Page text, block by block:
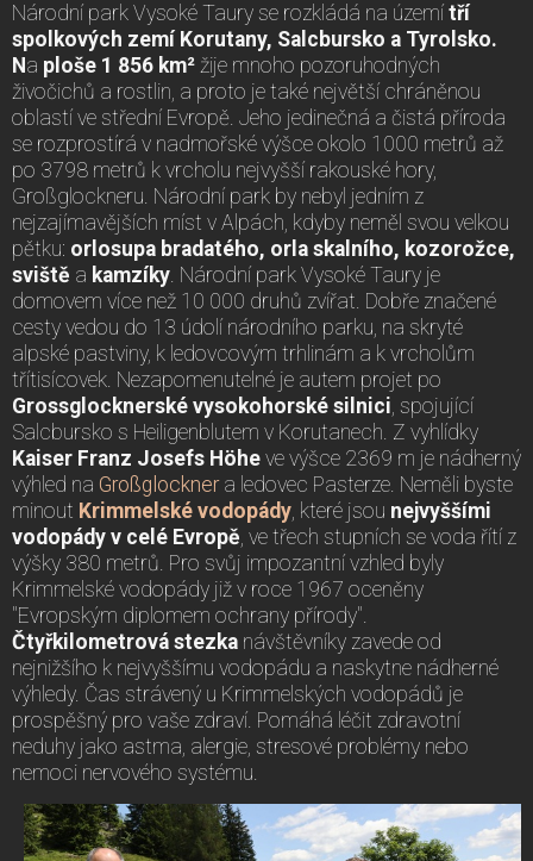
Národní park Vysoké Taury se rozkládá na území tří
spolkových zemí Korutany, Salcbursko a Tyrolsko.
N a ploše 1 856 km² žije mnoho pozoruhodných
živočichů a rostlin, a proto je také největší chráněnou
oblastí ve střední Evropě. Jeho jedinečná a čistá příroda
se rozprostírá v nadmořské výšce okolo 1000 metrů až
po 3798 metrů k vrcholu nejvyšší rakouské hory,
Großglockneru. Národní park by nebyl jedním z
nejzajímavějších míst v Alpách, kdyby neměl svou velkou
pětku: orlosupa bradatého, orla skalního, kozorožce,
sviště a kamzíky. Národní park Vysoké Taury je
domovem více než 10 000 druhů zvířat. Dobře značené
cesty vedou do 13 údolí národního parku, na skryté
alpské pastviny, k ledovcovým trhlinám a k vrcholům
třítisícovek. Nezapomenutelné je autem projet po
Grossglocknerské vysokohorské silnici, spojující
Salcbursko s Heiligenblutem v Korutanech. Z vyhlídky
Kaiser Franz Josefs Höhe ve výšce 2369 m je nádherný
výhled na Großglocknera ledovec Pasterze. Neměli byste
minout Krimmelské vodopády, které jsou nejvyššími
vodopády v celé Evropě, ve třech stupních se voda řítí z
výšky 380 metrů. Pro svůj impozantní vzhled byly
Krimmelské vodopády již v roce 1967 oceněny
"Evropským diplomem ochrany přírody".
Čtyřkilometrová stezka návštěvníky zavede od
nejnižšího k nejvyššímu vodopádu a naskytne nádherné
výhledy. Čas strávený u Krimmelských vodopádů je
prospěšný pro vaše zdraví. Pomáhá léčit zdravotní
neduhy jako astma, alergie, stresové problémy nebo
nemoci nervového systému.